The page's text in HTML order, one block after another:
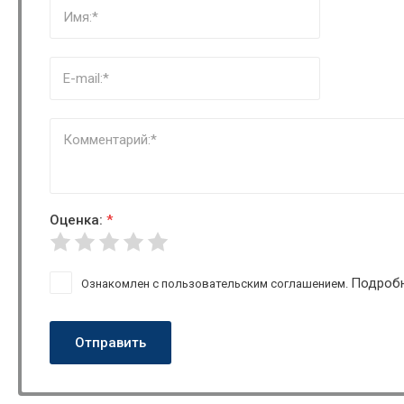
Оценка: *
Ознакомлен с пользовательским соглашением.
Отправить